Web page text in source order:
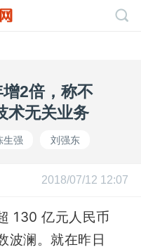
2倍，称不
术无关业务
生强 刘强东
2018/07/12 12:07
130 亿元人民币
波澜。就在昨日